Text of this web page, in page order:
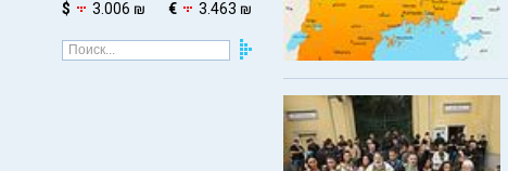
$ 3.006 ₪ € 3.463 ₪